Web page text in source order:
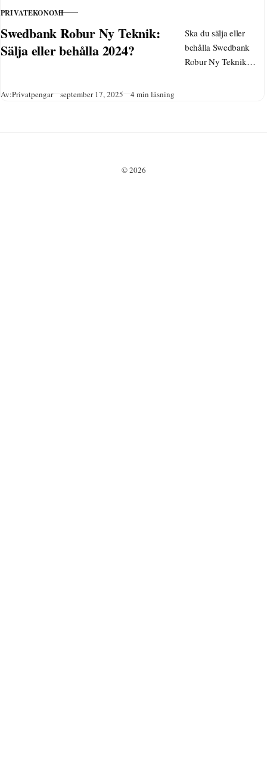
KATEGORI
PRIVATEKONOMI
Swedbank Robur Ny Teknik:
Sälja eller behålla 2024?
Ska du sälja eller
behålla Swedbank
Robur Ny Teknik
Av:Privatpengar Publicerad
september 17, 2025 4 min läsning
© 2026